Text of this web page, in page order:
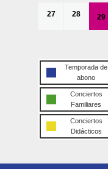
27 28 29
Temporada de
abono
Conciertos
Familiares
Conciertos
Didácticos